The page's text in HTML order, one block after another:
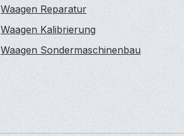
Waagen Reparatur
Waagen Kalibrierung
Waagen Sondermaschinenbau